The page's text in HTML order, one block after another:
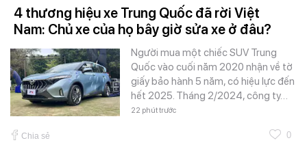
4 thương hiệu xe Trung Quốc đã rời Việt
Nam: Chủ xe của họ bây giờ sửa xe ở đâu?
Người mua một chiếc SUV Trung
Quốc vào cuối năm 2020 nhận về tờ
giấy bảo hành 5 năm, có hiệu lực đến
hết 2025. Tháng 2/2024, công ty…
22 phút trước
Chia sẻ 0